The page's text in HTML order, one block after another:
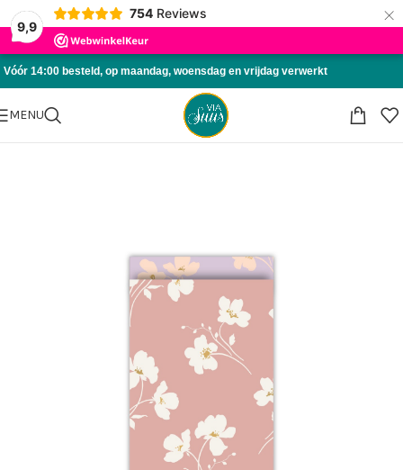
9,9
754 Reviews ×
Skip to navigation
Skip to main content
Vóór 14:00 besteld, op maandag, woensdag en vrijdag verwerkt
MENU